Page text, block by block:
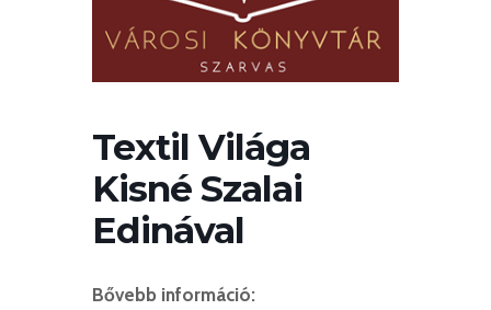
Textil Világa
Kisné Szalai
Edinával
Bővebb információ: